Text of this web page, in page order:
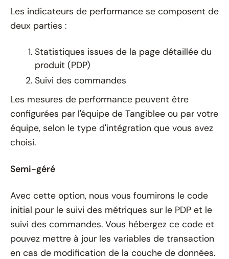
Les indicateurs de performance se composent de
deux parties :
Statistiques issues de la page détaillée du
produit (PDP)
Suivi des commandes
Les mesures de performance peuvent être
configurées par l'équipe de Tangiblee ou par votre
équipe, selon le type d'intégration que vous avez
choisi.
Semi-géré
Avec cette option, nous vous fournirons le code
initial pour le suivi des métriques sur le PDP et le
suivi des commandes. Vous hébergez ce code et
pouvez mettre à jour les variables de transaction
en cas de modification de la couche de données.